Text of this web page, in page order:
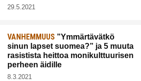
29.5.2021
VANHEMMUUS ”Ymmärtävätkö
sinun lapset suomea?” ja 5 muuta
rasistista heittoa monikulttuurisen
perheen äidille
8.3.2021